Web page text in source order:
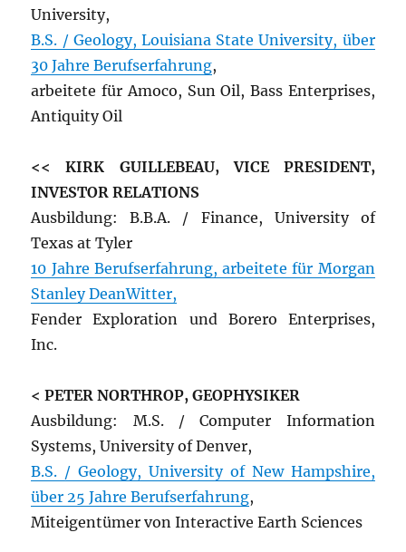
University,
B.S. / Geology, Louisiana State University, über
30 Jahre Berufserfahrung,
arbeitete für Amoco, Sun Oil, Bass Enterprises,
Antiquity Oil
<< KIRK GUILLEBEAU, VICE PRESIDENT,
INVESTOR RELATIONS
Ausbildung: B.B.A. / Finance, University of
Texas at Tyler
10 Jahre Berufserfahrung, arbeitete für Morgan
Stanley DeanWitter,
Fender Exploration und Borero Enterprises,
Inc.
< PETER NORTHROP, GEOPHYSIKER
Ausbildung: M.S. / Computer Information
Systems, University of Denver,
B.S. / Geology, University of New Hampshire,
über 25 Jahre Berufserfahrung,
Miteigentümer von Interactive Earth Sciences